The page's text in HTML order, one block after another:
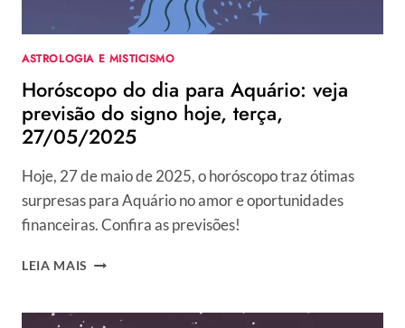
ASTROLOGIA E MISTICISMO
Horóscopo do dia para Aquário: veja
previsão do signo hoje, terça,
27/05/2025
Hoje, 27 de maio de 2025, o horóscopo traz ótimas
surpresas para Aquário no amor e oportunidades
financeiras. Confira as previsões!
LEIA MAIS HORÓSCOPO
PARA